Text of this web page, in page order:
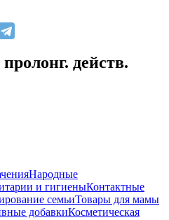
действ.
Народные
и гигиеныКонтактные
семьиТовары для мамы
добавкиКосметическая